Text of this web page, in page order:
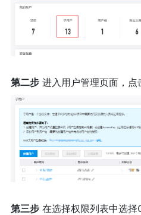
第二步进入用户管理页面，点
第三步在选择权限列表中选择